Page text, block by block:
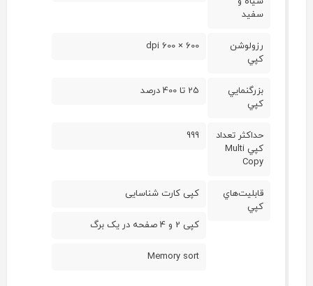
سفيد
رزولوشن
کپي
600 × 600 dpi
بزرگنمايي
کپي
25 تا 400 درصد
حداکثر تعداد
کپي Multi
Copy
999
قابليت‌هاي
کپي
کپی کارت شناسایی
کپی 2 و 4 صفحه در یک برگ
Memory sort